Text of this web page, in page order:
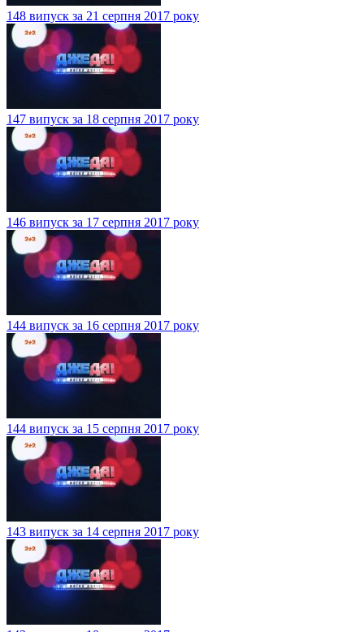
148 випуск за 21 серпня 2017 року
147 випуск за 18 серпня 2017 року
146 випуск за 17 серпня 2017 року
144 випуск за 16 серпня 2017 року
144 випуск за 15 серпня 2017 року
143 випуск за 14 серпня 2017 року